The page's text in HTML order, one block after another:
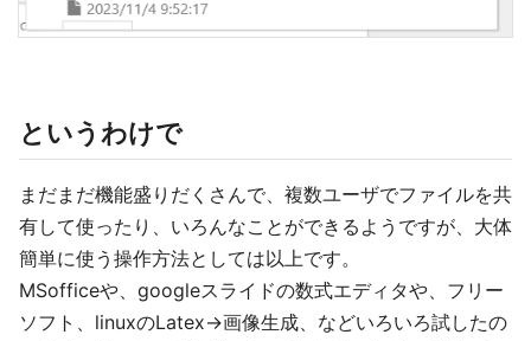
というわけで
まだまだ機能盛りだくさんで、複数ユーザでファイルを共
有して使ったり、いろんなことができるようですが、大体
簡単に使う操作方法としては以上です。
MSofficeや、googleスライドの数式エディタや、フリー
ソフト、linuxのLatex->画像生成、などいろいろ試したの